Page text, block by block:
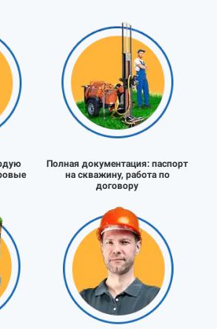
Полная документация: паспорт
на скважину, работа по
договору